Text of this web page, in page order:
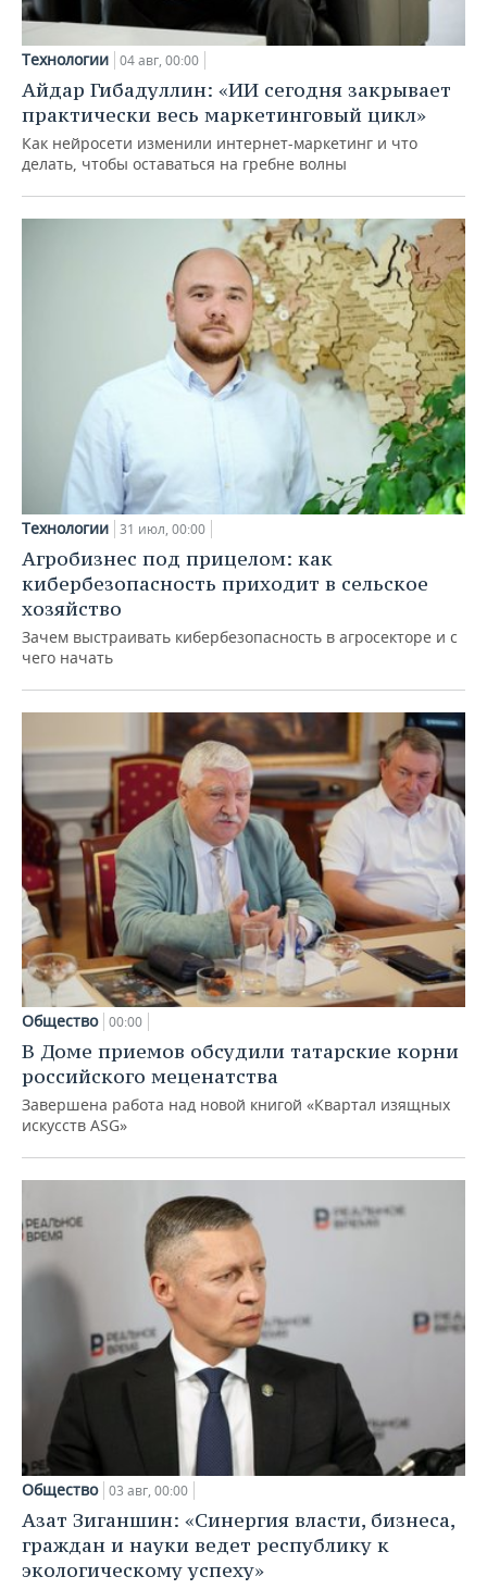
Технологии 04 авг, 00:00
Айдар Гибадуллин: «ИИ сегодня закрывает
практически весь маркетинговый цикл»
Как нейросети изменили интернет-маркетинг и что
делать, чтобы оставаться на гребне волны
Технологии 31 июл, 00:00
Агробизнес под прицелом: как
кибербезопасность приходит в сельское
хозяйство
Зачем выстраивать кибербезопасность в агросекторе и с
чего начать
Общество 00:00
В Доме приемов обсудили татарские корни
российского меценатства
Завершена работа над новой книгой «Квартал изящных
искусств ASG»
Общество 03 авг, 00:00
Азат Зиганшин: «Синергия власти, бизнеса,
граждан и науки ведет республику к
экологическому успеху»